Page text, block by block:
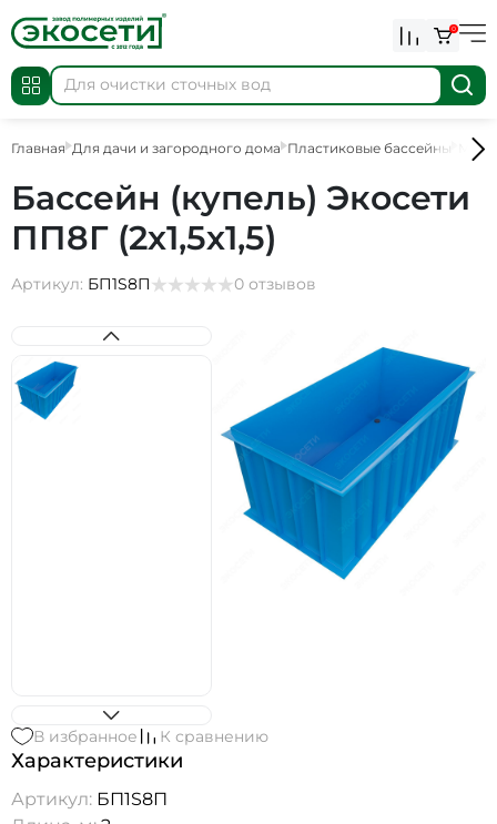
0
Главная Для дачи и загородного дома Пластиковые бассейны
Бассейн (купель) Экосети
ПП8Г (2х1,5х1,5)
Артикул: БП1S8П 0 отзывов
В избранное К сравнению
Характеристики
Артикул: БП1S8П